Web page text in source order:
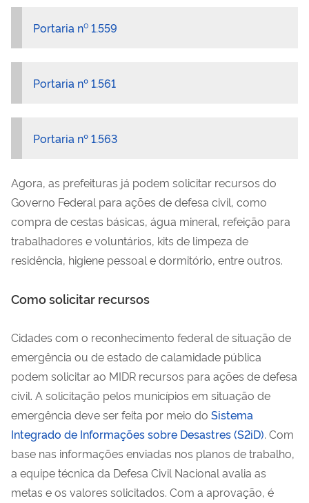
Portaria n⁰ 1.559
Portaria nº 1.561
Portaria nº 1.563
Agora, as prefeituras já podem solicitar recursos do
Governo Federal para ações de defesa civil, como
compra de cestas básicas, água mineral, refeição para
trabalhadores e voluntários, kits de limpeza de
residência, higiene pessoal e dormitório, entre outros.
Como solicitar recursos
Cidades com o reconhecimento federal de situação de
emergência ou de estado de calamidade pública
podem solicitar ao MIDR recursos para ações de defesa
civil. A solicitação pelos municípios em situação de
emergência deve ser feita por meio do Sistema
Integrado de Informações sobre Desastres (S2iD). Com
base nas informações enviadas nos planos de trabalho,
a equipe técnica da Defesa Civil Nacional avalia as
metas e os valores solicitados. Com a aprovação, é